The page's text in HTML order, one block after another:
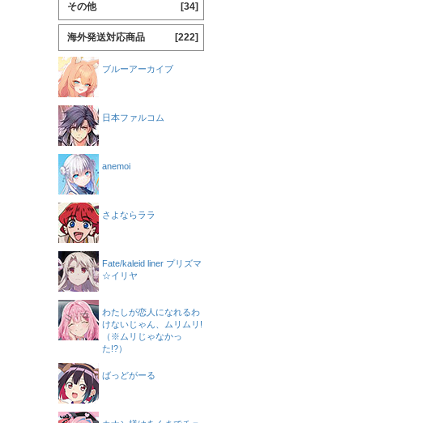
その他 [34]
海外発送対応商品 [222]
ブルーアーカイブ
日本ファルコム
anemoi
さよならララ
Fate/kaleid liner プリズマ
☆イリヤ
わたしが恋人になれるわ
けないじゃん、ムリムリ!
（※ムリじゃなかっ
た!?）
ばっどがーる